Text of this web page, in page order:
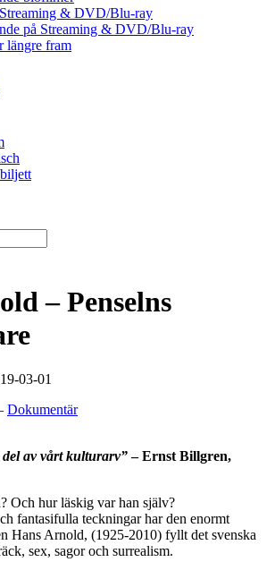
& DVD/Blu-ray
på Streaming & DVD/Blu-ray
längre fram
– Penselns
03-01
Dokumentär
av vårt kulturarv”– Ernst Billgren,
Och hur läskig var han själv?
fantasifulla teckningar har den enormt
Hans Arnold, (1925-2010) fyllt det svenska
sex, sagor och surrealism.